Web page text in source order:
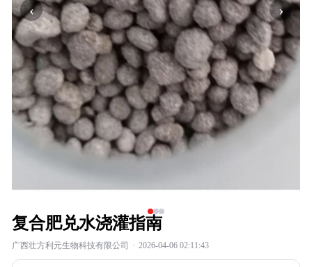
‹ ›
复合肥兑水浇灌指南
广西壮方利元生物科技有限公司 · 2026-04-06 02:11:43